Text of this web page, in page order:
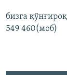
бизга
549 460(моб)